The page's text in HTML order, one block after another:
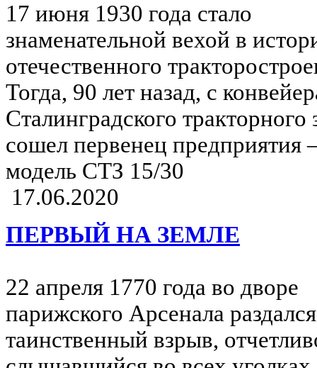
17 июня 1930 года стало
знаменательной вехой в
отечественного
Тогда, 90 лет назад, с
Сталинградского тракторного
сошел первенец предприятия
модель СТЗ 15/30
17.06.2020
ПЕРВЫЙ НА ЗЕМЛЕ
22 апреля 1770 года во дворе
парижского Арсенала раздался
таинственный взрыв,